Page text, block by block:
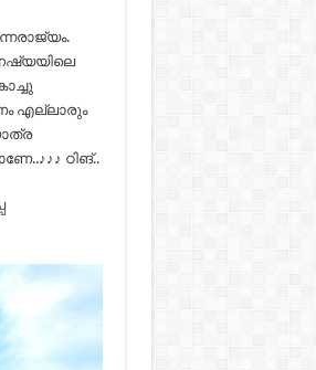
എല്ലാരും
ഠിങ്..